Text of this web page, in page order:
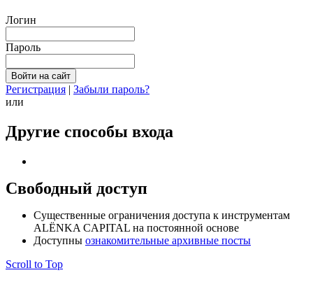
Логин
Пароль
Регистрация | Забыли пароль?
или
Другие способы входа
Свободный доступ
Cущественные ограничения доступа к инструментам
ALЁNKA CAPITAL на постоянной основе
Доступны ознакомительные архивные посты
Scroll to Top